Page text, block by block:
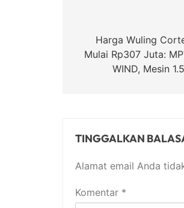
posHarga Wuling
Mulai Rp307 Juta:
WIND, Mesin
TINGGALKAN
Alamat email Anda
Komentar *